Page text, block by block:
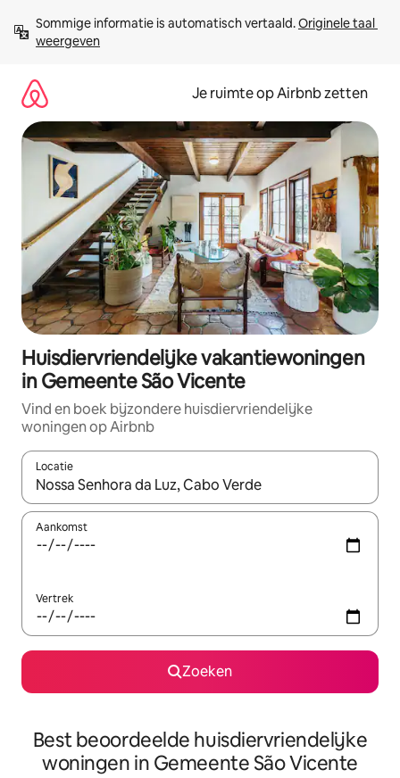
direct
naar
Sommige informatie is automatisch vertaald. Originele taal
weergeven
Je ruimte op Airbnb zetten
Huisdiervriendelijke vakantiewoningen
in Gemeente São Vicente
Vind en boek bijzondere huisdiervriendelijke
woningen op Airbnb
Locatie
Wanneer er suggesties beschikbaar zijn, maak je een keuze
Aankomst
Vertrek
Zoeken
Best beoordeelde huisdiervriendelijke
woningen in Gemeente São Vicente